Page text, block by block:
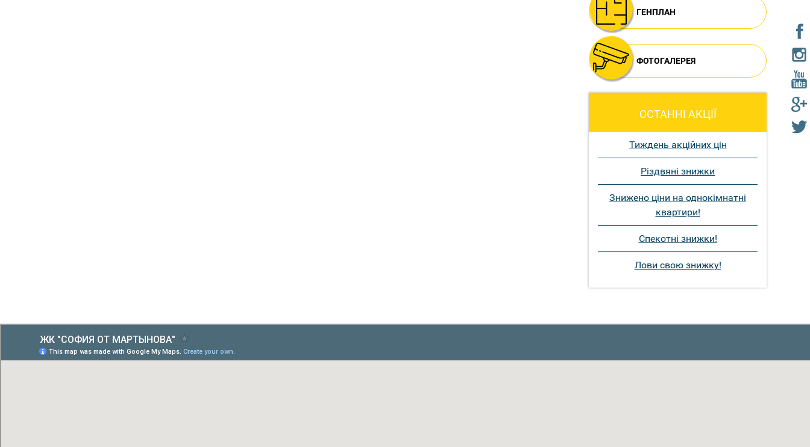
ГЕНПЛАН
ФОТОГАЛЕРЕЯ
ОСТАННІ АКЦІЇ
Тиждень акційних цін
Різдвяні знижки
Знижено ціни на однокімнатні
квартири!
Спекотні знижки!
Лови свою знижку!